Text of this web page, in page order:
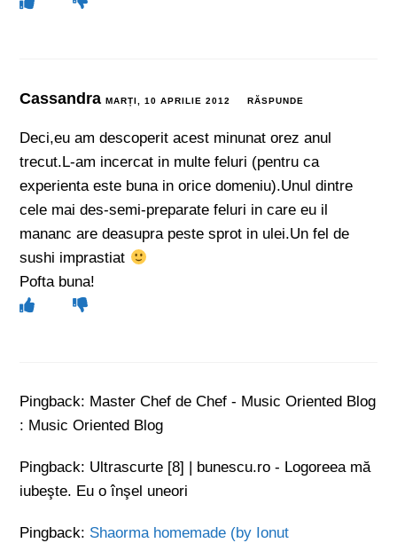
CassandraMARȚI, 10 APRILIE 2012 RĂSPUNDE
Deci,eu am descoperit acest minunat orez anul
trecut.L-am incercat in multe feluri (pentru ca
experienta este buna in orice domeniu).Unul dintre
cele mai des-semi-preparate feluri in care eu il
mananc are deasupra peste sprot in ulei.Un fel de
sushi imprastiat
Pofta buna!
Pingback: Master Chef de Chef - Music Oriented Blog
: Music Oriented Blog
Pingback: Ultrascurte [8] | bunescu.ro - Logoreea mă
iubeşte. Eu o înşel uneori
Pingback: Shaorma homemade (by Ionut